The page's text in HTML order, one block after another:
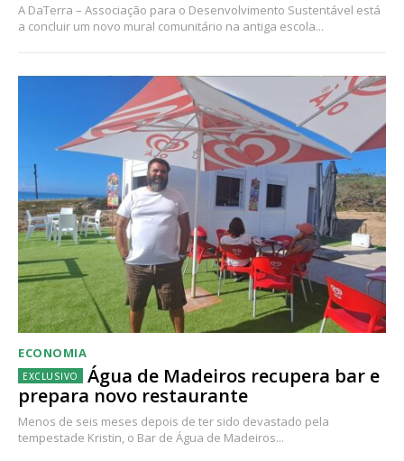
A DaTerra – Associação para o Desenvolvimento Sustentável está
a concluir um novo mural comunitário na antiga escola...
ECONOMIA
Água de Madeiros recupera bar e
prepara novo restaurante
Menos de seis meses depois de ter sido devastado pela
tempestade Kristin, o Bar de Água de Madeiros...